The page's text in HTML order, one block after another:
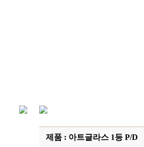
제품 : 아트글라스 1등 P/D